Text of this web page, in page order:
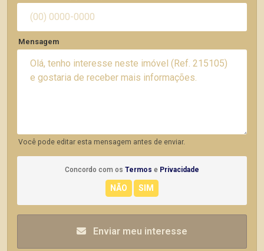
Mensagem
Você pode editar esta mensagem antes de enviar.
Concordo com os Termos e Privacidade
Enviar meu interesse